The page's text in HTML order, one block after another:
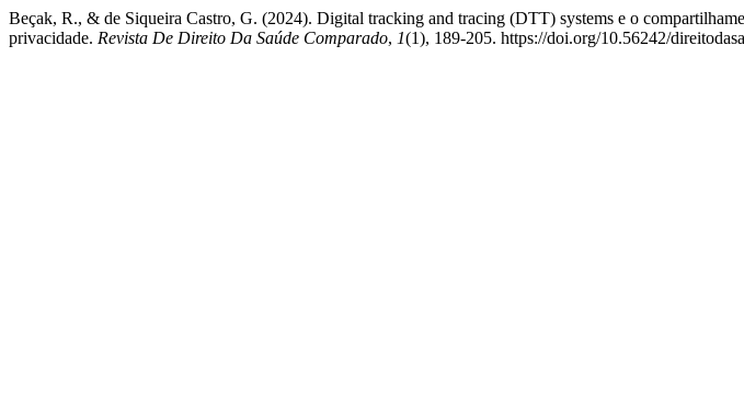
Beçak, R., & de Siqueira Castro, G. (2024). Digital tracking and tracing (DTT) systems e o
privacidade. Revista De Direito Da Saúde Comparado, 1(1), 189-205. https://doi.org/10.56242/